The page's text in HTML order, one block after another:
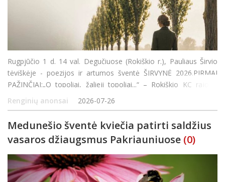
Rugpjūčio 1 d. 14 val. Degučiuose (Rokiškio r.), Pauliaus Širvio
tėviškėje - poezijos ir artumos šventė ŠIRVYNĖ 2026.PIRMAI
PAŽINČIAI:„O topoliai, žalieji topoliai...“ – Rokiškio KC rajono
padalinio Aleksandravėlėje kapela PILENĖ.„Ger
Renginių anonsai 2026-07-26
Medunešio šventė kviečia patirti saldžius
vasaros džiaugsmus Pakriauniuose (0)